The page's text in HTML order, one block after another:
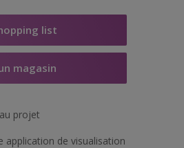
list
magasin
projet
application de visualisation